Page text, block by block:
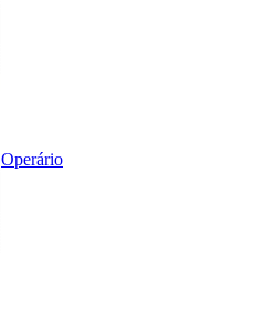
Operário